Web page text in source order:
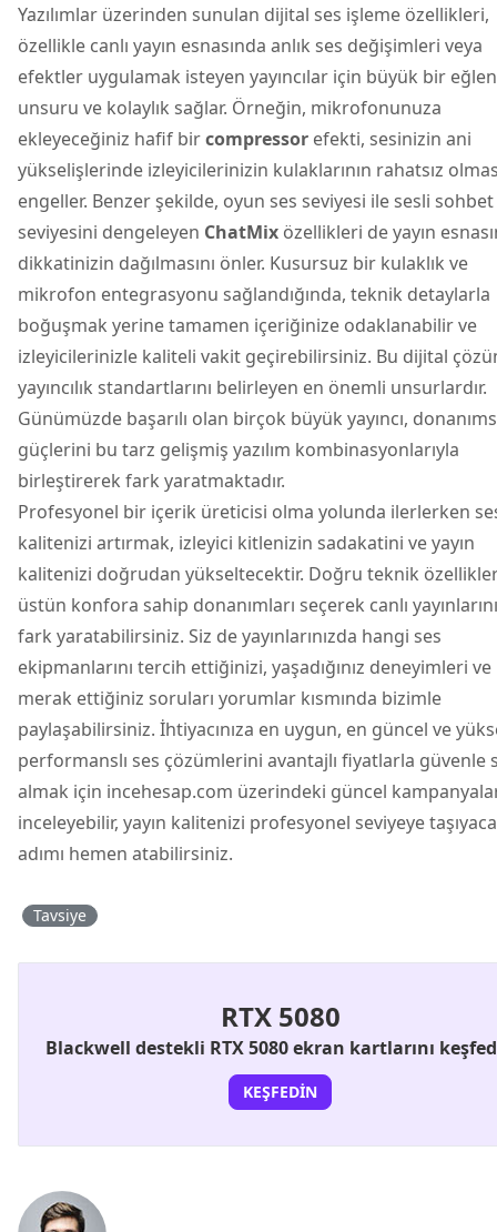
Yazılımlar üzerinden sunulan dijital ses işleme özellikleri,
özellikle canlı yayın esnasında anlık ses değişimleri veya
efektler uygulamak isteyen yayıncılar için büyük bir
unsuru ve kolaylık sağlar. Örneğin, mikrofonunuza
ekleyeceğiniz hafif bircompressor efekti, sesinizin ani
yükselişlerinde izleyicilerinizin kulaklarının rahatsız
engeller. Benzer şekilde, oyun ses seviyesi ile sesli sohbet
seviyesini dengeleyen ChatMix özellikleri de yayın
dikkatinizin dağılmasını önler. Kusursuz bir kulaklık ve
mikrofon entegrasyonu sağlandığında, teknik detaylarla
boğuşmak yerine tamamen içeriğinize odaklanabilir ve
izleyicilerinizle kaliteli vakit geçirebilirsiniz. Bu dijital
yayıncılık standartlarını belirleyen en önemli unsurlardır.
Günümüzde başarılı olan birçok büyük yayıncı,
güçlerini bu tarz gelişmiş yazılım kombinasyonlarıyla
birleştirerek fark yaratmaktadır.
Profesyonel bir içerik üreticisi olma yolunda ilerlerken
kalitenizi artırmak, izleyici kitlenizin sadakatini ve yayın
kalitenizi doğrudan yükseltecektir. Doğru teknik
üstün konfora sahip donanımları seçerek canlı
fark yaratabilirsiniz. Siz de yayınlarınızda hangi ses
ekipmanlarını tercih ettiğinizi, yaşadığınız deneyimleri ve
merak ettiğiniz soruları yorumlar kısmında bizimle
paylaşabilirsiniz. İhtiyacınıza en uygun, en güncel ve
performanslı ses çözümlerini avantajlı fiyatlarla güvenle
almak için incehesap.com üzerindeki güncel
inceleyebilir, yayın kalitenizi profesyonel seviyeye
adımı hemen atabilirsiniz.
Tavsiye
RTX 5080
Blackwell destekli RTX 5080 ekran kartlarını
KEŞFEDIN